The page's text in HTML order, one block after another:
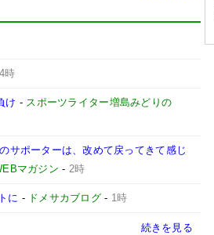
4時
け - スポーツライター増島みどりの
サポーターは、改めて戻ってきて感じ
マガジン - 2時
に - ドメサカブログ- 1時
続きを見る